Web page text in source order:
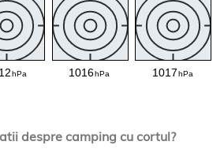
despre camping cu cortul?